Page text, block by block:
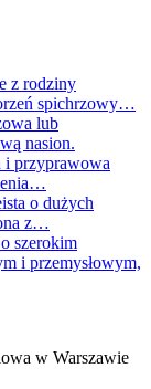
z rodziny
spichrzowy…
lub
nasion.
przyprawowa
o dużych
z…
szerokim
i przemysłowym,
w Warszawie